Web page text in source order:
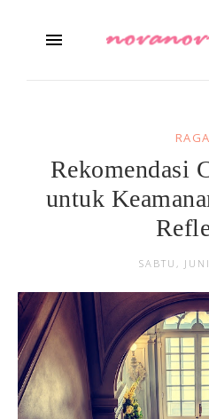
Rekomendasi
untuk
SABTU,